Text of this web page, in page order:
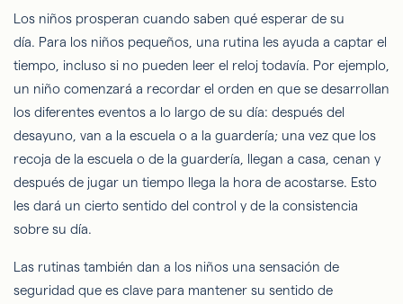
Los niños prosperan cuando saben qué esperar de su
día. Para los niños pequeños, una rutina les ayuda a captar el
tiempo, incluso si no pueden leer el reloj todavía. Por ejemplo,
un niño comenzará a recordar el orden en que se desarrollan
los diferentes eventos a lo largo de su día: después del
desayuno, van a la escuela o a la guardería; una vez que los
recoja de la escuela o de la guardería, llegan a casa, cenan y
después de jugar un tiempo llega la hora de acostarse. Esto
les dará un cierto sentido del control y de la consistencia
sobre su día.
Las rutinas también dan a los niños una sensación de
seguridad que es clave para mantener su sentido de